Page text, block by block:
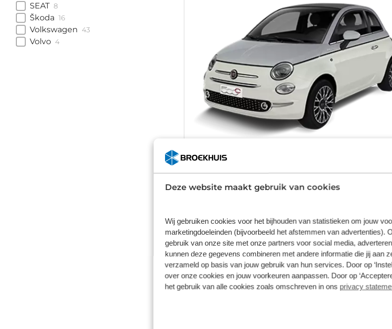
Deze website maakt gebruik van cookies
Wij gebruiken cookies voor het bijhouden van statistieken om jouw
marketingdoeleinden (bijvoorbeeld het afstemmen van advertenties).
gebruik van onze site met onze partners voor social media,
kunnen deze gegevens combineren met andere informatie die jij aan
verzameld op basis van jouw gebruik van hun services. Door op
over onze cookies en jouw voorkeuren aanpassen. Door op
het gebruik van alle cookies zoals omschreven in ons privacy
SEAT 8
Škoda 16
Volkswagen 43
Volvo 4
Fiat 500 Cabrio
Handgeschakeld Benzine
Inclusief BTW en inclusief 150 km
Bekijk details